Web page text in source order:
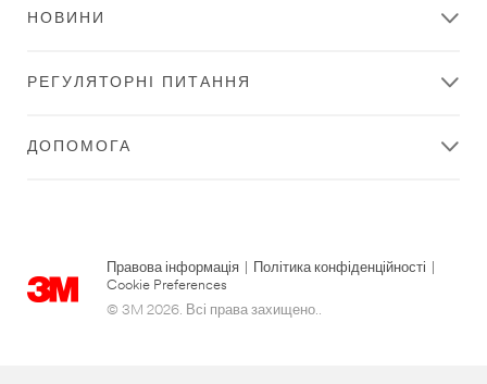
НОВИНИ
РЕГУЛЯТОРНІ ПИТАННЯ
ДОПОМОГА
Правова інформація Політика конфіденційності
Cookie Preferences
© 3M 2026. Всі права захищено..